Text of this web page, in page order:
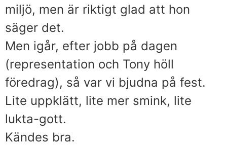
miljö, men är riktigt glad att hon
säger det.
Men igår, efter jobb på dagen
(representation och Tony höll
föredrag), så var vi bjudna på fest.
Lite uppklätt, lite mer smink, lite
lukta-gott.
Kändes bra.